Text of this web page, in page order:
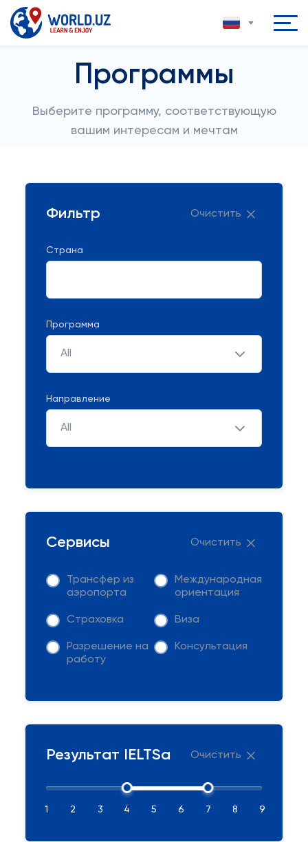
Программы
Выберите программу, соответствующую
вашим интересам и мечтам
Фильтр Очистить
Страна
Программа
All
Направление
All
Сервисы Очистить
Трансфер из
аэропорта
Международная
ориентация
Страховка Виза
Разрешение на
работу
Консультация
Результат IELTSа Очистить
1 2 3 4 5 6 7 8 9